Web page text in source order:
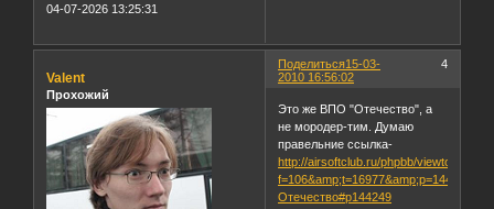
04-07-2026 13:25:31
Поделиться 4
15-03-
2010 16:56:02
Valent
Прохожий
Это же ВПО "Отечество", а
не мородер-тим. Думаю
правельние ссылка-
http://airsoftclub.ru/phpbb/
Отечество#p144249